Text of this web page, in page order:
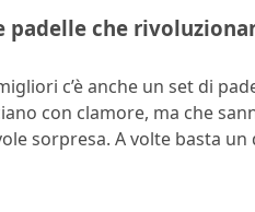
padelle che
c’è anche un set di
con clamore, ma che
sorpresa. A volte basta